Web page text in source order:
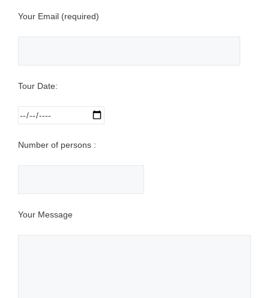
Your Email (required)
Tour Date:
Number of persons :
Your Message